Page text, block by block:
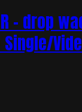
– drop